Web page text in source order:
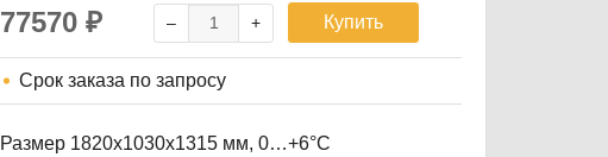
77570₽ Купить
Срок заказа по запросу
Размер 1820х1030х1315 мм, 0…+6°С